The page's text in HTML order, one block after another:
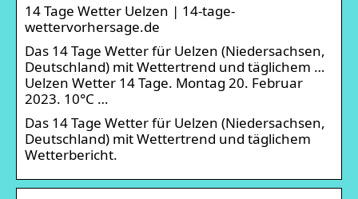
14 Tage Wetter Uelzen | 14-tage-
wettervorhersage.de
Das 14 Tage Wetter für Uelzen (Niedersachsen,
Deutschland) mit Wettertrend und täglichem …
Uelzen Wetter 14 Tage. Montag 20. Februar
2023. 10°C …
Das 14 Tage Wetter für Uelzen (Niedersachsen,
Deutschland) mit Wettertrend und täglichem
Wetterbericht.